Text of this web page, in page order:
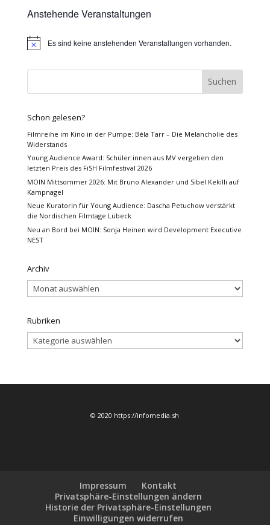
Anstehende Veranstaltungen
HinweisEs sind keine anstehenden Veranstaltungen vorhanden.
Schon gelesen?
Filmreihe im Kino in der Pumpe: Béla Tarr – Die Melancholie des
Widerstands
Young Audience Award: Schüler:innen aus MV vergeben den
letzten Preis des FiSH Filmfestival 2026
MOIN Mittsommer 2026: Mit Bruno Alexander und Sibel Kekilli auf
Kampnagel
Neue Kuratorin für Young Audience: Dascha Petuchow verstärkt
die Nordischen Filmtage Lübeck
Neu an Bord bei MOIN: Sonja Heinen wird Development Executive
NEST
Archiv
Archiv
Rubriken
Rubriken
© 2020 https://infomedia.sh
Impressum
Kontakt
Privatsphäre-Einstellungen ändern
Historie der Privatsphäre-Einstellungen
Einwilligungen widerrufen